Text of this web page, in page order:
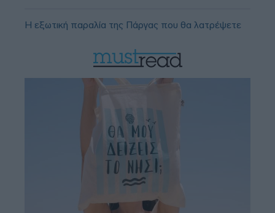
Η εξωτική παραλία της Πάργας που θα λατρέψετε